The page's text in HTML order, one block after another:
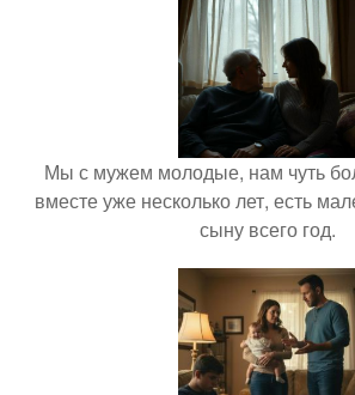
Мы с мужем молодые, нам чуть
вместе уже несколько лет, есть
сыну всего год.